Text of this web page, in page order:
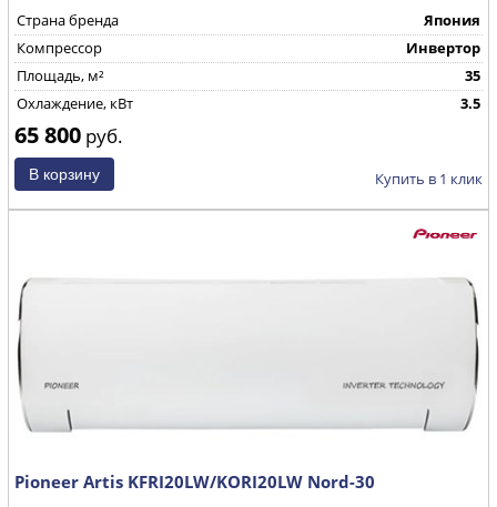
Страна бренда
Япония
Компрессор
Инвертор
Площадь, м²
35
Охлаждение, кВт
3.5
65 800 руб.
Купить в 1 клик
Pioneer Artis KFRI20LW/KORI20LW Nord-30